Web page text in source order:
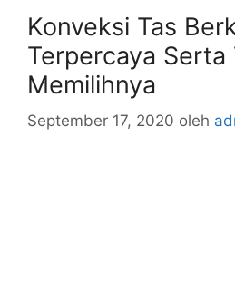
Konveksi Tas
Terpercaya Serta
Memilihnya
September 17, 2020 oleh